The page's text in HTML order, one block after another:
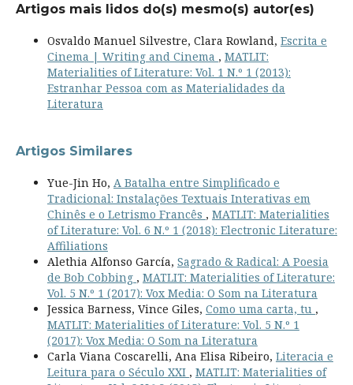
Artigos mais lidos do(s) mesmo(s) autor(es)
Osvaldo Manuel Silvestre, Clara Rowland, Escrita e
Cinema | Writing and Cinema , MATLIT:
Materialities of Literature: Vol. 1 N.º 1 (2013):
Estranhar Pessoa com as Materialidades da
Literatura
Artigos Similares
Yue-Jin Ho, A Batalha entre Simplificado e
Tradicional: Instalações Textuais Interativas em
Chinês e o Letrismo Francês , MATLIT: Materialities
of Literature: Vol. 6 N.º 1 (2018): Electronic Literature:
Affiliations
Alethia Alfonso García, Sagrado & Radical: A Poesia
de Bob Cobbing , MATLIT: Materialities of Literature:
Vol. 5 N.º 1 (2017): Vox Media: O Som na Literatura
Jessica Barness, Vince Giles, Como uma carta, tu ,
MATLIT: Materialities of Literature: Vol. 5 N.º 1
(2017): Vox Media: O Som na Literatura
Carla Viana Coscarelli, Ana Elisa Ribeiro, Literacia e
Leitura para o Século XXI , MATLIT: Materialities of